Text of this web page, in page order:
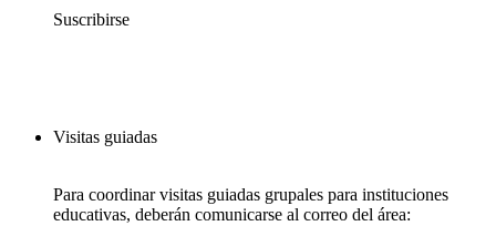
Suscribirse
Visitas guiadas
Para coordinar visitas guiadas grupales para instituciones
educativas, deberán comunicarse al correo del área: